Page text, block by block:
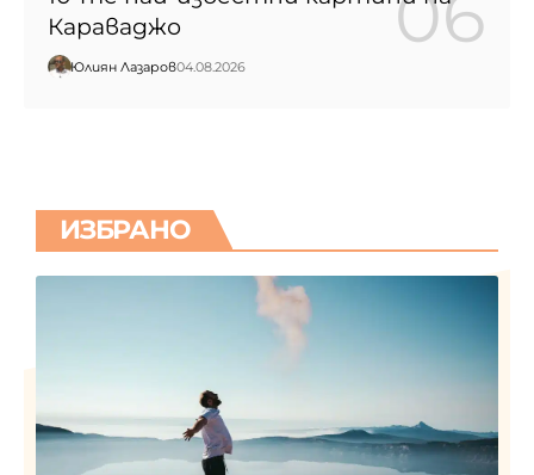
Караваджо
Юлиян Лазаров04.08.2026
ИЗБРАНО